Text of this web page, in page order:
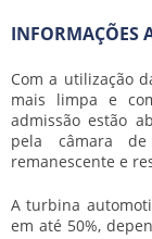
INFORMAÇÕES
Com a utilização
mais limpa e
admissão estão
pela câmara
remanescente e
Aturbina
em até 50%,